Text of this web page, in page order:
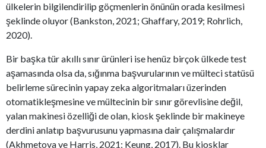
ülkelerin bilgilendirilip göçmenlerin önünün orada kesilmesi
şeklinde oluyor (Bankston, 2021; Ghaffary, 2019; Rohrlich,
2020).
Bir başka tür akıllı sınır ürünleri ise henüz birçok ülkede test
aşamasında olsa da, sığınma başvurularının ve mülteci statüsü
belirleme sürecinin yapay zeka algoritmaları üzerinden
otomatikleşmesine ve mültecinin bir sınır görevlisine değil,
yalan makinesi özelliği de olan, kiosk şeklinde bir makineye
derdini anlatıp başvurusunu yapmasına dair çalışmalardır
(Akhmetova ve Harris, 2021; Keung, 2017). Bu kiosklar